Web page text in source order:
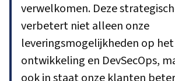
verwelkomen. Deze
verbetert niet alleen onze
leveringsmogelijkheden op
ontwikkeling en DevSecOps,